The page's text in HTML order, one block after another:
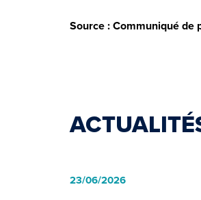
Source : Communiqué de
23/06/2026